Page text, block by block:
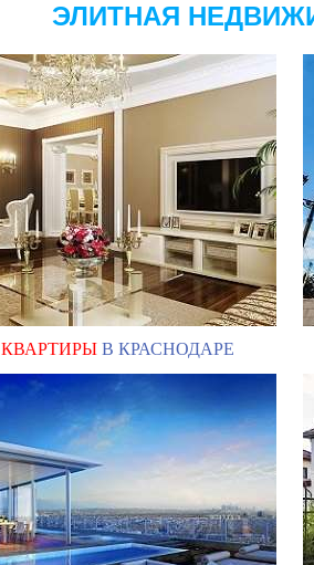
ЭЛИТНАЯ
КВАРТИРЫ В КРАСНОДАРЕ